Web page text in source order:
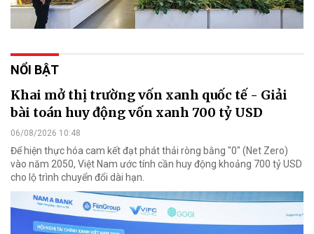
NỔI BẬT
Khai mở thị trường vốn xanh quốc tế - Giải
bài toán huy động vốn xanh 700 tỷ USD
06/08/2026 10:48
Để hiện thực hóa cam kết đạt phát thải ròng bằng "0" (Net Zero)
vào năm 2050, Việt Nam ước tính cần huy động khoảng 700 tỷ USD
cho lộ trình chuyển đổi dài hạn.